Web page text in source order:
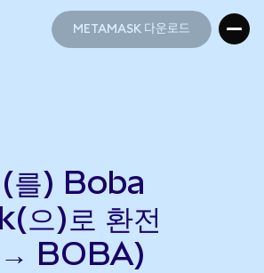
METAMASK 다운로드
를) Boba
으)로 환전
BOBA)